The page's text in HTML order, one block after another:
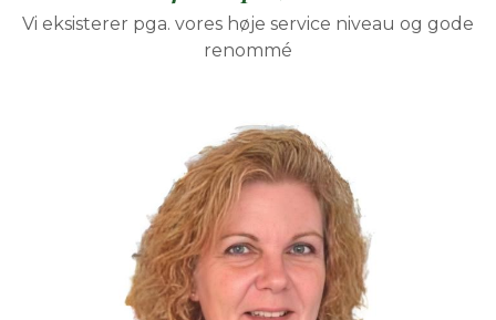
Vi eksisterer pga. vores høje service niveau og gode
renommé